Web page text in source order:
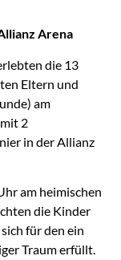
Arena
die 13
Eltern und
am
2
in der Allianz
am heimischen
die Kinder
für den ein
Traum erfüllt.